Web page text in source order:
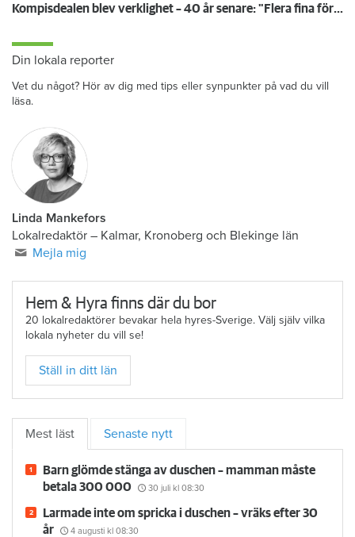
Kompisdealen blev verklighet – 40 år senare: "Flera fina fördelar med att dela bostad"
Din lokala reporter
Vet du något? Hör av dig med tips eller synpunkter på vad du vill
läsa.
Linda Mankefors
Lokalredaktör – Kalmar, Kronoberg och Blekinge län
Mejla mig
Hem & Hyra finns där du bor
20 lokalredaktörer bevakar hela hyres-Sverige. Välj själv vilka
lokala nyheter du vill se!
Ställ in ditt län
Mest läst Senaste nytt
Barn glömde stänga av duschen – mamman måste
betala 300 000
30 juli kl 08:30
Larmade inte om spricka i duschen – vräks efter 30
år
4 augusti kl 08:30